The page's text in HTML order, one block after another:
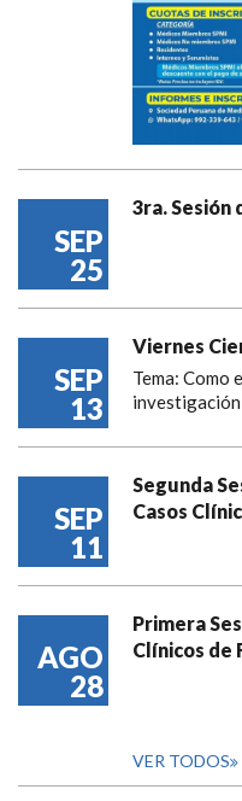
SEP
25
3ra. Sesión
SEP
13
Viernes
Tema: Como
investigación
SEP
11
Segunda
Casos
AGO
28
Primera
Clínicos de
VER TODOS